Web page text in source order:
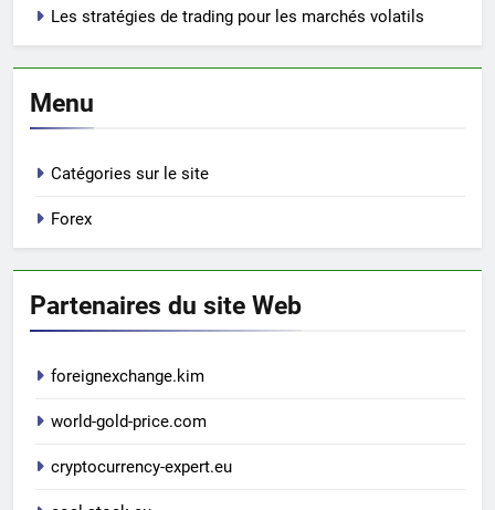
Les stratégies de trading pour les marchés volatils
Menu
Catégories sur le site
Forex
Partenaires du site Web
foreignexchange.kim
world-gold-price.com
cryptocurrency-expert.eu